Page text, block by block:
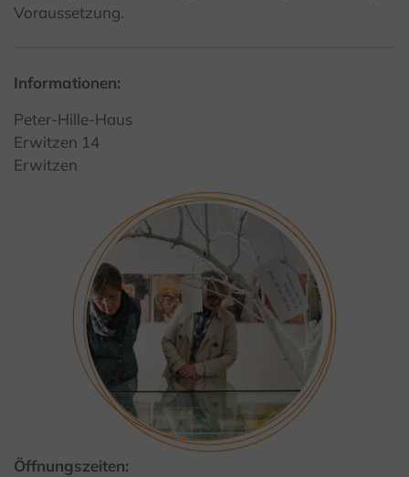
Voraussetzung.
Informationen:
Peter-Hille-Haus
Erwitzen 14
Erwitzen
Öffnungszeiten: